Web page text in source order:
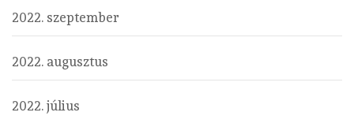
2022. szeptember
2022. augusztus
2022. július